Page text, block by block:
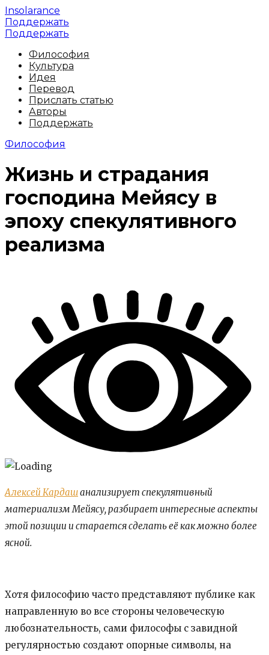
Insolarance
Поддержать
Поддержать
Философия
Культура
Идея
Перевод
Прислать статью
Авторы
Поддержать
Философия
Жизнь и страдания
господина Мейясу в
эпоху спекулятивного
реализма
Алексей Кардашанализирует спекулятивный
материализм Мейясу, разбирает интересные аспекты
этой позиции и старается сделать её как можно более
ясной.
Хотя философию часто представляют публике как
направленную во все стороны человеческую
любознательность, сами философы с завидной
регулярностью создают опорные символы, на